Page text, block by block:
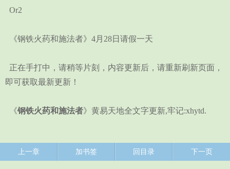
Or2
《钢铁火药和施法者》4月28日请假一天
正在手打中，请稍等片刻，内容更新后，请重新刷新页面，
即可获取最新更新！
《钢铁火药和施法者》黄易天地全文字更新,牢记:xhytd.
上一章 加书签 回目录 下一页